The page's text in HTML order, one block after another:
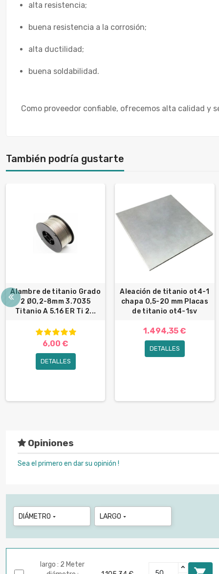
alta resistencia;
buena resistencia a la corrosión;
alta ductilidad;
buena soldabilidad.
Como proveedor confiable, ofrecemos alta calidad y
También podría gustarte
Alambre de titanio Grado
2 Ø0,2-8mm 3.7035
Titanio A 5.16 ER Ti 2...
6,00 €
DETALLES
Aleación de titanio ot4-1
chapa 0,5-20 mm Placas
de titanio ot4-1sv
1.494,35 €
DETALLES
Opiniones
Sea el primero en dar su opinión !
DIÁMETRO  LARGO 
largo : 2 Meter